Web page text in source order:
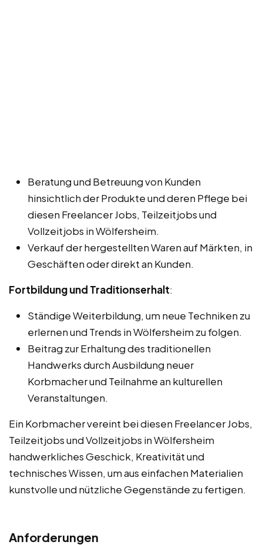
Beratung und Betreuung von Kunden
hinsichtlich der Produkte und deren Pflege bei
diesen Freelancer Jobs, Teilzeitjobs und
Vollzeitjobs in Wölfersheim.
Verkauf der hergestellten Waren auf Märkten, in
Geschäften oder direkt an Kunden.
Fortbildung und Traditionserhalt:
Ständige Weiterbildung, um neue Techniken zu
erlernen und Trends in Wölfersheim zu folgen.
Beitrag zur Erhaltung des traditionellen
Handwerks durch Ausbildung neuer
Korbmacher und Teilnahme an kulturellen
Veranstaltungen.
Ein Korbmacher vereint bei diesen Freelancer Jobs,
Teilzeitjobs und Vollzeitjobs in Wölfersheim
handwerkliches Geschick, Kreativität und
technisches Wissen, um aus einfachen Materialien
kunstvolle und nützliche Gegenstände zu fertigen.
Anforderungen